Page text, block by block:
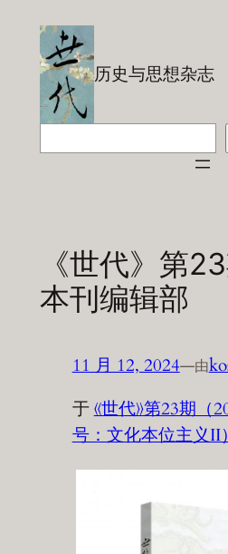
历史与思想杂志
《世代》第
本刊编辑部
11 月 12, 2024—由
于《世代》第23期（
号：文化本位主义II